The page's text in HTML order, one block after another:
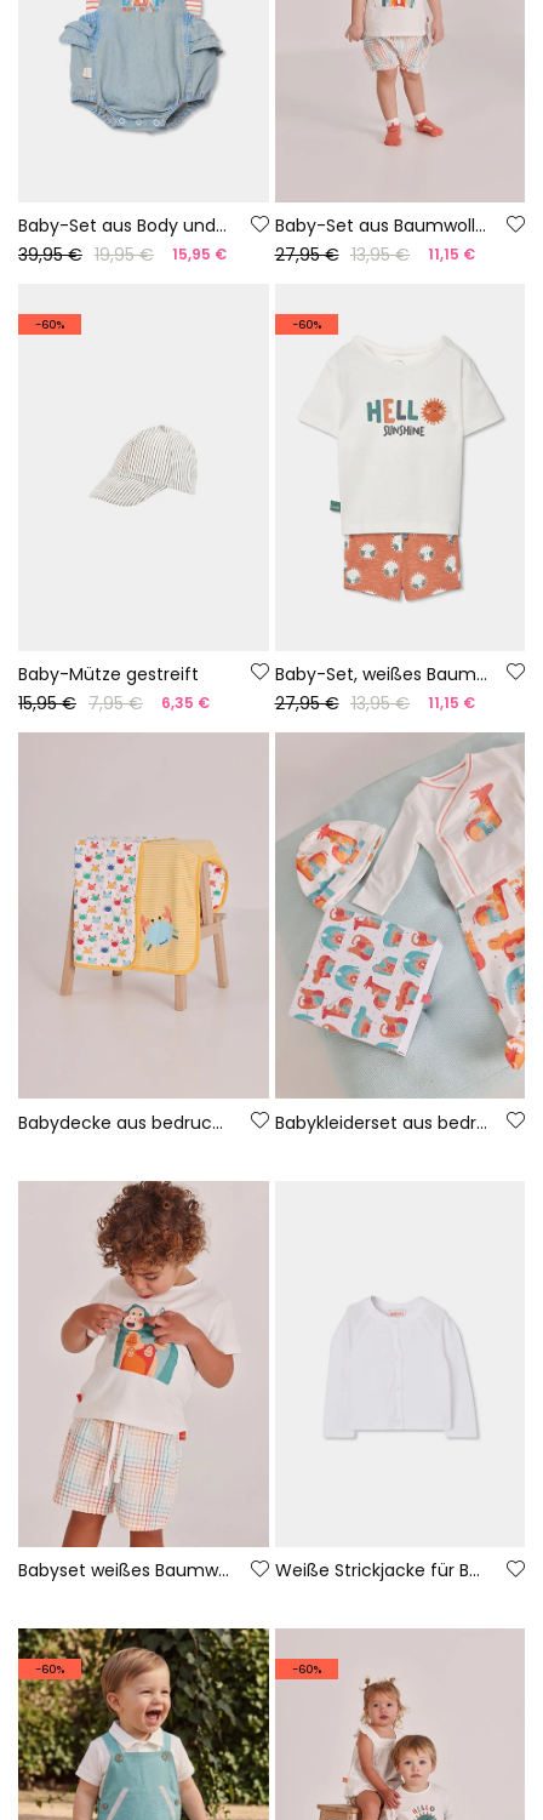
Baby-Set aus Body und Latzhose aus Denim
39,95 € 19,95 € 15,95 €
Baby-Set aus Baumwolle in Weiß
27,95 € 13,95 € 11,15 €
-60%
Baby-Mütze gestreift
15,95 € 7,95 € 6,35 €
-60%
Baby-Set, weißes Baumwoll-T-Shirt
27,95 € 13,95 € 11,15 €
Babydecke aus bedruckter Baumwolle Babykleiderset aus bedruckter Baumwolle
Babyset weißes Baumwoll-T-Shirt Weiße Strickjacke für Babys
-60% -60%